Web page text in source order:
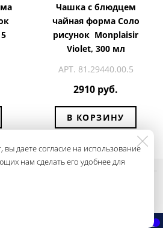
Чашка с блюдцем
чайная форма Соло
рисунок Monplaisir
Violet, 300 мл
АРТ. 81.29440.00.5
2910 руб.
В КОРЗИНУ
вы даете согласие на использование
нам сделать его удобнее для